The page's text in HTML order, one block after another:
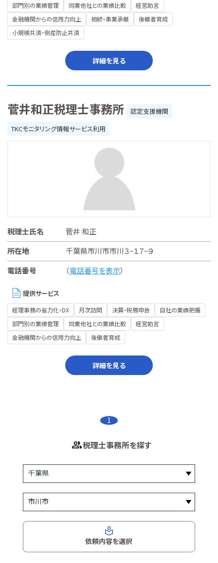
部門別の業績管理
同業他社との業績比較
経営助言
金融機関からの信用力向上
相続・事業承継
後継者育成
小規模共済・倒産防止共済
詳細を見る
菅井和正税理士事務所
認定支援機関
TKCモニタリング情報サービス利用
税理士氏名
菅井 和正
所在地
千葉県市川市市川３−１７−９
電話番号
（電話番号を表示）
提供サービス
経理事務の省力化・DX 月次訪問 決算・税務申告
自社の業績把握
部門別の業績管理
同業他社との業績比較
経営助言
金融機関からの信用力向上
後継者育成
詳細を見る
1
税理士事務所を探す
依頼内容を選択